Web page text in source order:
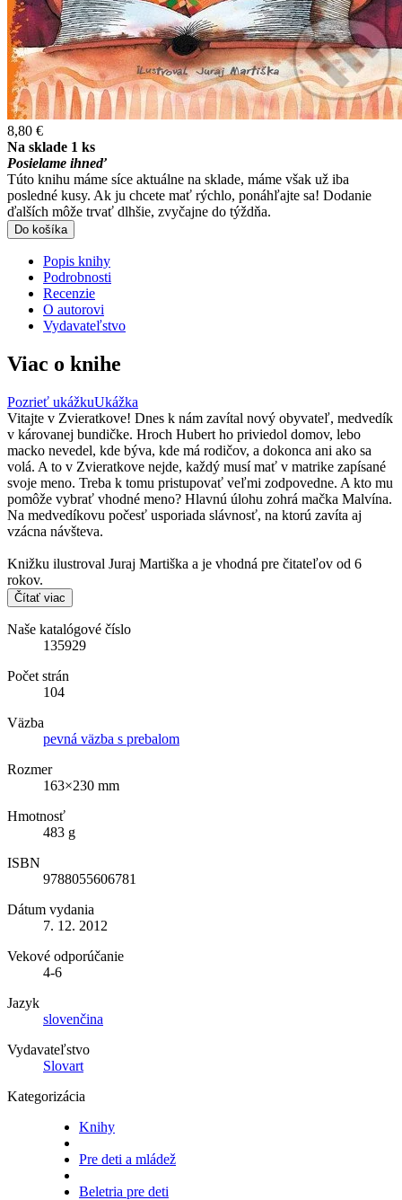
8,80 €
Na sklade 1 ks
Posielame ihneď
Túto knihu máme síce aktuálne na sklade, máme však už iba
posledné kusy. Ak ju chcete mať rýchlo, ponáhľajte sa! Dodanie
ďalších môže trvať dlhšie, zvyčajne do týždňa.
Do košíka
Popis knihy
Podrobnosti
Recenzie
O autorovi
Vydavateľstvo
Viac o knihe
Pozrieť ukážkuUkážka
Vitajte v Zvieratkove! Dnes k nám zavítal nový obyvateľ, medvedík
v károvanej bundičke. Hroch Hubert ho priviedol domov, lebo
macko nevedel, kde býva, kde má rodičov, a dokonca ani ako sa
volá. A to v Zvieratkove nejde, každý musí mať v matrike zapísané
svoje meno. Treba k tomu pristupovať veľmi zodpovedne. A kto mu
pomôže vybrať vhodné meno? Hlavnú úlohu zohrá mačka Malvína.
Na medvedíkovu počesť usporiada slávnosť, na ktorú zavíta aj
vzácna návšteva.
Knižku ilustroval Juraj Martiška a je vhodná pre čitateľov od 6
rokov.
Čítať viac
Naše katalógové číslo
135929
Počet strán
104
Väzba
pevná väzba s prebalom
Rozmer
163×230 mm
Hmotnosť
483 g
ISBN
9788055606781
Dátum vydania
7. 12. 2012
Vekové odporúčanie
4-6
Jazyk
slovenčina
Vydavateľstvo
Slovart
Kategorizácia
Knihy
Pre deti a mládež
Beletria pre deti